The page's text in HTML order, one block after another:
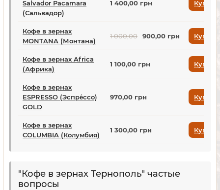
Salvador Pacamara
(Сальвадор)
1 400,00 грн Купить
Кофе в зернах
MONTANA (Монтана)
1 000,00 900,00 грн Купить
Кофе в зернах Africa
(Африка)
1 100,00 грн Купить
Кофе в зернах
ESPRESSO (Эспре́ссо)
GOLD
970,00 грн Купить
Кофе в зернах
COLUMBIA (Колумбия)
1 300,00 грн Купить
"Кофе в зернах Тернополь" частые
вопросы